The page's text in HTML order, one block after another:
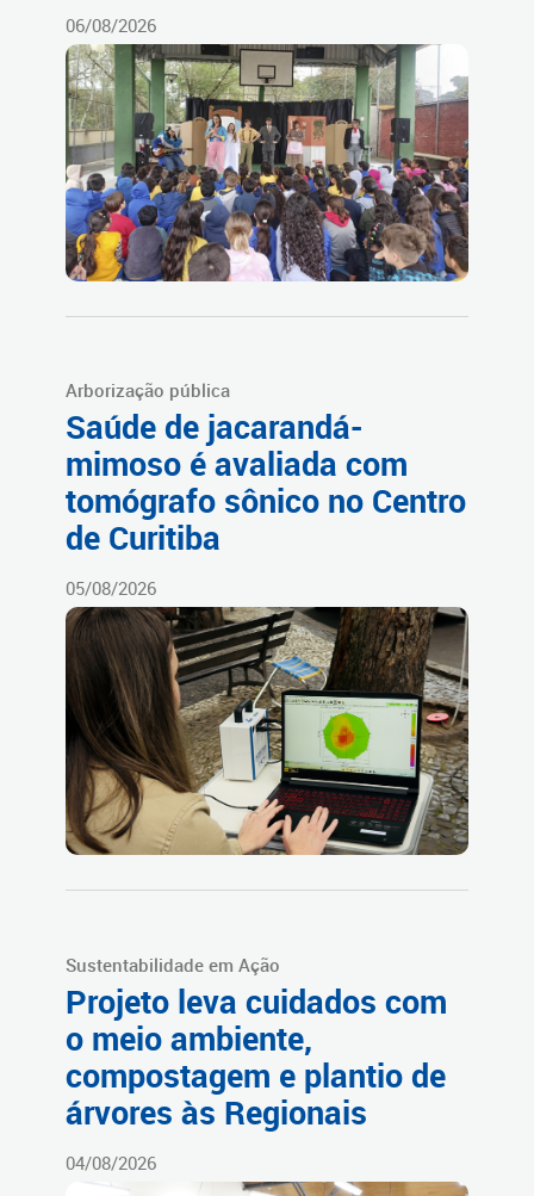
06/08/2026
Arborização pública
Saúde de jacarandá-
mimoso é avaliada com
tomógrafo sônico no Centro
de Curitiba
05/08/2026
Sustentabilidade em Ação
Projeto leva cuidados com
o meio ambiente,
compostagem e plantio de
árvores às Regionais
04/08/2026